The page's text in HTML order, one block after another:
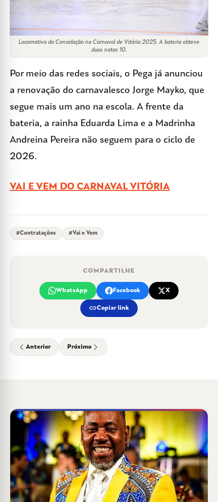
Locomotiva da Consolação no Carnaval de Vitória 2025. A bateria obteve
duas notas 10.
Por meio das redes sociais, o Pega já anunciou
a renovação do carnavalesco Jorge Mayko, que
segue mais um ano na escola. A frente da
bateria, a rainha Eduarda Lima e a Madrinha
Andreina Pereira não seguem para o ciclo de
2026.
VAI E VEM DO CARNAVAL VITÓRIA
#Contratações #Vai e Vem
COMPARTILHE
WhatsApp Facebook X
linkCopiar link
Anterior Próximo